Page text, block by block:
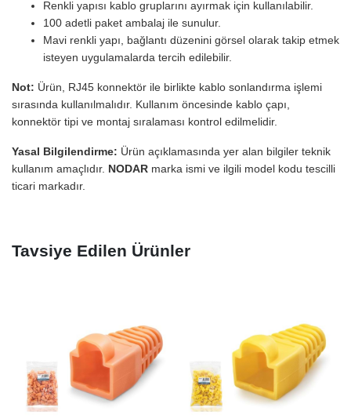
Renkli yapısı kablo gruplarını ayırmak için kullanılabilir.
100 adetli paket ambalaj ile sunulur.
Mavi renkli yapı, bağlantı düzenini görsel olarak takip etmek
isteyen uygulamalarda tercih edilebilir.
Not: Ürün, RJ45 konnektör ile birlikte kablo sonlandırma işlemi
sırasında kullanılmalıdır. Kullanım öncesinde kablo çapı,
konnektör tipi ve montaj sıralaması kontrol edilmelidir.
Yasal Bilgilendirme: Ürün açıklamasında yer alan bilgiler teknik
kullanım amaçlıdır. NODAR marka ismi ve ilgili model kodu tescilli
ticari markadır.
Tavsiye Edilen Ürünler